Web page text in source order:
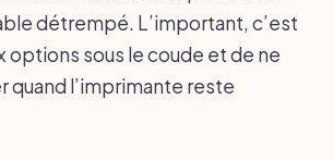
détrempé. L’important, c’est
options sous le coude et de ne
quand l’imprimante reste